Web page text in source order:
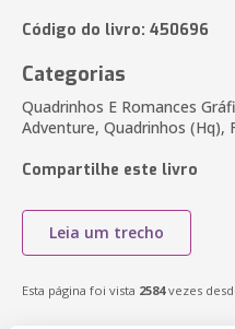
Código do livro: 450696
Categorias
Quadrinhos E Romances
Adventure, Quadrinhos
Compartilhe este livro
Leia um trecho
Esta página foi vista 2584vezes